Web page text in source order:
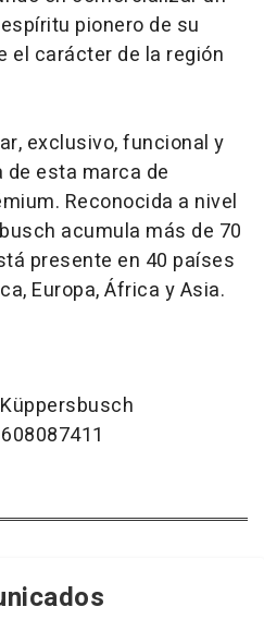
pionero de su
el carácter de la región
exclusivo, funcional y
esta marca de
Reconocida a nivel
acumula más de 70
presente en 40 países
Europa, África y Asia.